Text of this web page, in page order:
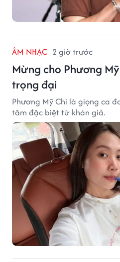
ÂM NHẠC 2 giờ trước
Mừng cho Phương
trọng đại
Phương Mỹ Chi là giọng ca
tâm đặc biệt từ khán giả.